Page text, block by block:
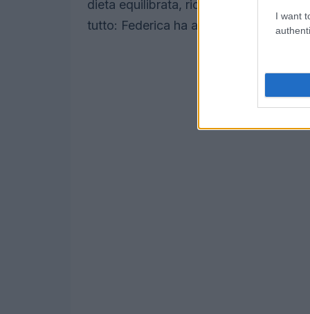
I want
dieta equilibrata, ricca di nutrienti, per
tutto: Federica ha anche un mantra